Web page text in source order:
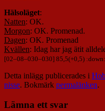
Hälsoläget:
Natten: OK.
Morgon: OK. Promenad.
Dagen: OK. Promenad
Kvällen: Idag har jag ätit
[02–08–030–030] 85,5(+0,5) :down:
Detta inlägg publicerades i
nisse. Bokmärk permalänken.
Lämna ett svar